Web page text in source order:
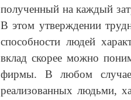
полученный на каждый
В этом утверждении
способности людей
вклад скорее можно
фирмы. В любом случае
реализованных людьми,